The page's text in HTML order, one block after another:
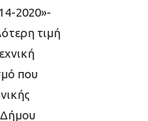
2020»-
τιμή
που
Δήμου